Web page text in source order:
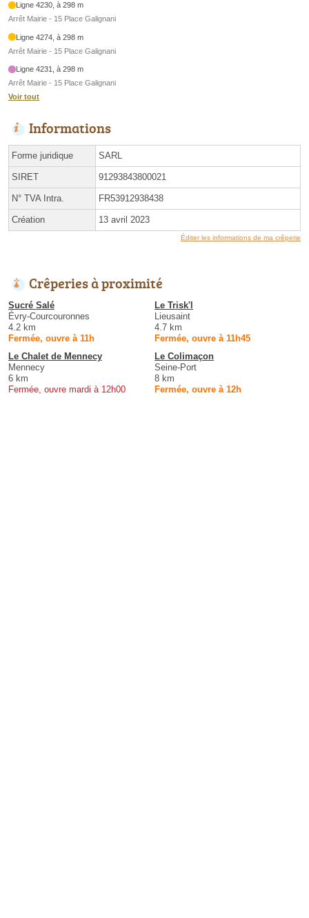
Ligne 4230, à 298 m
Arrêt Mairie - 15 Place Galignani
Ligne 4274, à 298 m
Arrêt Mairie - 15 Place Galignani
Ligne 4231, à 298 m
Arrêt Mairie - 15 Place Galignani
Voir tout
Informations
Forme juridique SARL
SIRET 91293843800021
N° TVA Intra. FR53912938438
Création 13 avril 2023
Éditer les informations de ma crêperie
Crêperies à proximité
Sucré Salé
Évry-Courcouronnes
4.2 km
Fermée, ouvre à 11h
Le Trisk'l
Lieusaint
4.7 km
Fermée, ouvre à 11h45
Le Chalet de Mennecy
Mennecy
6 km
Fermée, ouvre mardi à 12h00
Le Colimaçon
Seine-Port
8 km
Fermée, ouvre à 12h